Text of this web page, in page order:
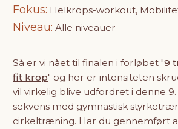
Fokus Helkrops-workout,
Niveau Alle niveauer
Så er vi nået til finalen i forløbet "9
fit krop" og her er intensiteten
vil virkelig blive udfordret i denne 9.
sekvens med gymnastisk
cirkeltræning. Har du gennemført